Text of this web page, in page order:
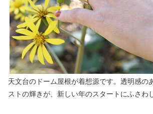
天文台のドーム屋根が着想源です。透明感の
ストの輝きが、新しい年のスタートにふさわ